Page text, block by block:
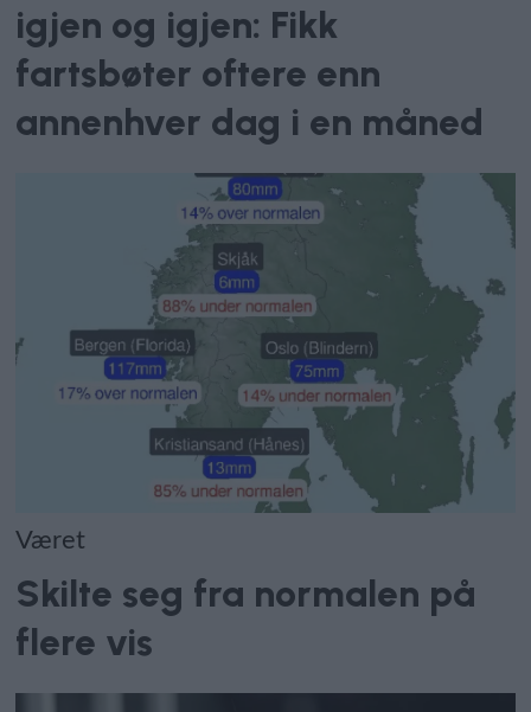
igjen og igjen: Fikk
fartsbøter oftere enn
annenhver dag i en måned
Været
Skilte seg fra normalen på
flere vis